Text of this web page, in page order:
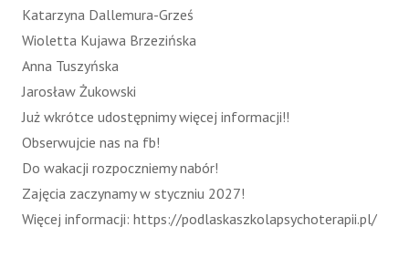
Katarzyna Dallemura-Grześ
Wioletta Kujawa Brzezińska
Anna Tuszyńska
Jarosław Żukowski
Już wkrótce udostępnimy więcej informacji!!
Obserwujcie nas na fb!
Do wakacji rozpoczniemy nabór!
Zajęcia zaczynamy w styczniu 2027!
Więcej informacji: https://podlaskaszkolapsychoterapii.pl/